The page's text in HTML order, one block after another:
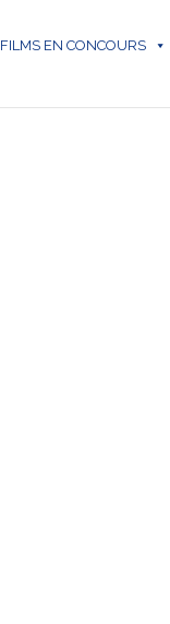
FILMS EN CONCOURS